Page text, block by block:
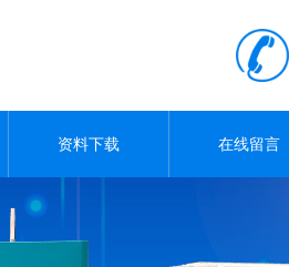
资料下载 在线留言